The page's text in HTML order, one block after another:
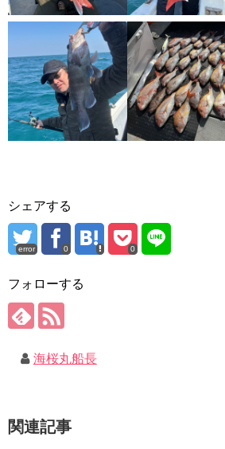
シェアする
error 0 0
フォローする
海桜丸船長
関連記事